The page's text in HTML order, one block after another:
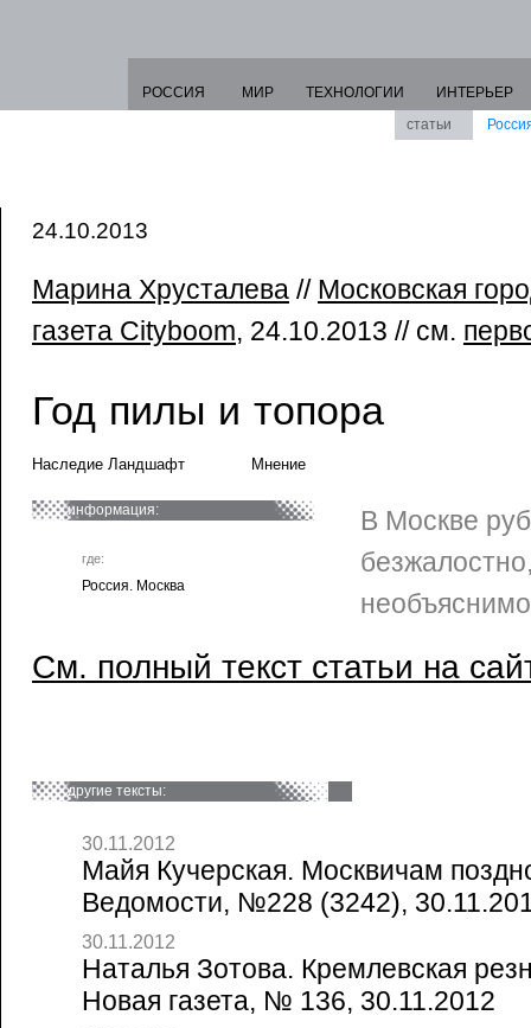
РОССИЯ МИР ТЕХНОЛОГИИ
ИНТЕРЬЕР
статьи
24.10.2013
Марина Хрусталева // Московская
газета Cityboom, 24.10.2013 // см.
Год пилы и топора
Наследие Ландшафт Мнение
информация:
где:
Россия. Москва
В Москве
См. полный текст статьи на
другие тексты:
30.11.2012
Майя Кучерская. Москвичам
Ведомости, №228 (3242),
30.11.2012
Наталья Зотова. Кремлевская
Новая газета, № 136, 30.11.2012